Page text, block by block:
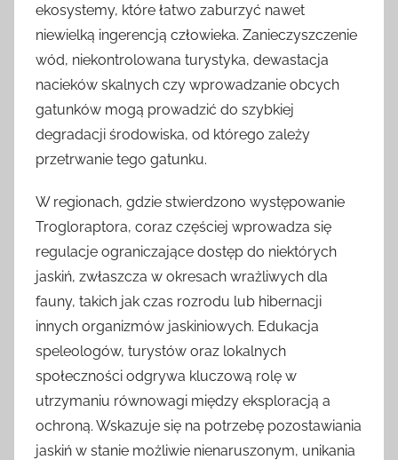
ekosystemy, które łatwo zaburzyć nawet
niewielką ingerencją człowieka. Zanieczyszczenie
wód, niekontrolowana turystyka, dewastacja
nacieków skalnych czy wprowadzanie obcych
gatunków mogą prowadzić do szybkiej
degradacji środowiska, od którego zależy
przetrwanie tego gatunku.
W regionach, gdzie stwierdzono występowanie
Trogloraptora, coraz częściej wprowadza się
regulacje ograniczające dostęp do niektórych
jaskiń, zwłaszcza w okresach wrażliwych dla
fauny, takich jak czas rozrodu lub hibernacji
innych organizmów jaskiniowych. Edukacja
speleologów, turystów oraz lokalnych
społeczności odgrywa kluczową rolę w
utrzymaniu równowagi między eksploracją a
ochroną. Wskazuje się na potrzebę pozostawiania
jaskiń w stanie możliwie nienaruszonym, unikania